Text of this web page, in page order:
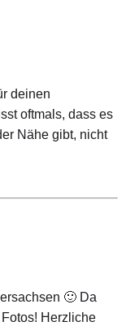
deinen
oftmals, dass es
Nähe gibt, nicht
🙂 Da
Herzliche